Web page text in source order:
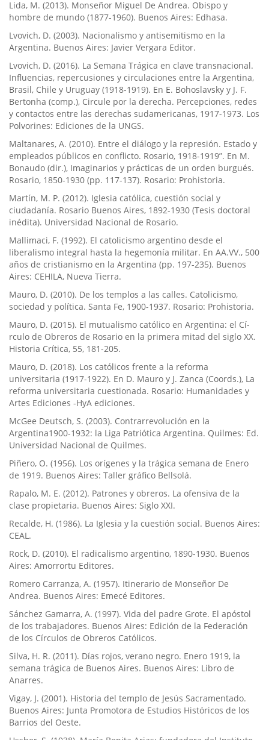
Lida, M. (2013). Monseñor Miguel De Andrea. Obispo y
hombre de mundo (1877-1960). Buenos Aires: Edhasa.
Lvovich, D. (2003). Nacionalismo y antisemitismo en la
Argentina. Buenos Aires: Javier Vergara Editor.
Lvovich, D. (2016). La Semana Trágica en clave transnacional.
Influencias, repercusiones y circulaciones entre la Argentina,
Brasil, Chile y Uruguay (1918-1919). En E. Bohoslavsky y J. F.
Bertonha (comp.), Circule por la derecha. Percepciones, redes
y contactos entre las derechas sudamericanas, 1917-1973. Los
Polvorines: Ediciones de la UNGS.
Maltanares, A. (2010). Entre el diálogo y la represión. Estado y
empleados públicos en conflicto. Rosario, 1918-1919”. En M.
Bonaudo (dir.), Imaginarios y prácticas de un orden burgués.
Rosario, 1850-1930 (pp. 117-137). Rosario: Prohistoria.
Martí­n, M. P. (2012). Iglesia católica, cuestión social y
ciudadaní­a. Rosario Buenos Aires, 1892-1930 (Tesis doctoral
inédita). Universidad Nacional de Rosario.
Mallimaci, F. (1992). El catolicismo argentino desde el
liberalismo integral hasta la hegemoní­a militar. En AA.VV., 500
años de cristianismo en la Argentina (pp. 197-235). Buenos
Aires: CEHILA, Nueva Tierra.
Mauro, D. (2010). De los templos a las calles. Catolicismo,
sociedad y polí­tica. Santa Fe, 1900-1937. Rosario: Prohistoria.
Mauro, D. (2015). El mutualismo católico en Argentina: el Cí­
rculo de Obreros de Rosario en la primera mitad del siglo XX.
Historia Crí­tica, 55, 181-205.
Mauro, D. (2018). Los católicos frente a la reforma
universitaria (1917-1922). En D. Mauro y J. Zanca (Coords.), La
reforma universitaria cuestionada. Rosario: Humanidades y
Artes Ediciones -HyA ediciones.
McGee Deutsch, S. (2003). Contrarrevolución en la
Argentina1900-1932: la Liga Patriótica Argentina. Quilmes: Ed.
Universidad Nacional de Quilmes.
Piñero, O. (1956). Los orí­genes y la trágica semana de Enero
de 1919. Buenos Aires: Taller gráfico Bellsolá.
Rapalo, M. E. (2012). Patrones y obreros. La ofensiva de la
clase propietaria. Buenos Aires: Siglo XXI.
Recalde, H. (1986). La Iglesia y la cuestión social. Buenos Aires:
CEAL.
Rock, D. (2010). El radicalismo argentino, 1890-1930. Buenos
Aires: Amorrortu Editores.
Romero Carranza, A. (1957). Itinerario de Monseñor De
Andrea. Buenos Aires: Emecé Editores.
Sánchez Gamarra, A. (1997). Vida del padre Grote. El apóstol
de los trabajadores. Buenos Aires: Edición de la Federación
de los Cí­rculos de Obreros Católicos.
Silva, H. R. (2011). Dí­as rojos, verano negro. Enero 1919, la
semana trágica de Buenos Aires. Buenos Aires: Libro de
Anarres.
Vigay, J. (2001). Historia del templo de Jesús Sacramentado.
Buenos Aires: Junta Promotora de Estudios Históricos de los
Barrios del Oeste.